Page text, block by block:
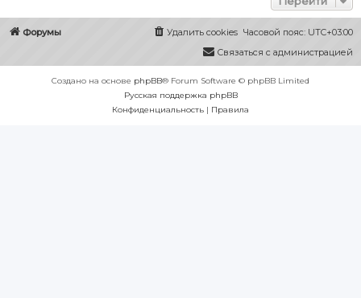
Форумы Часовой пояс: UTC+03:00
Удалить cookies
Связаться с администрацией
Создано на основе phpBB® Forum Software © phpBB Limited
Русская поддержка phpBB
Конфиденциальность | Правила